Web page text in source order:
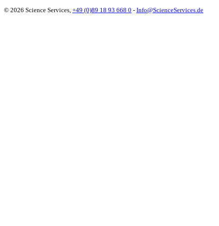
© 2026 Science Services, +49 (0)89 18 93 668 0 - Info@ScienceServices.de